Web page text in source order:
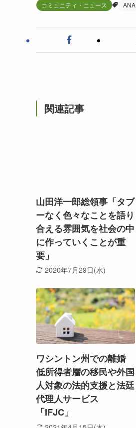
コミュニティ・ニュース ANA
関連記事
山田洋一郎総領事「タブ
ーなく色々なことを語り
合える雰囲気を社会の中
に作っていくことが重
要」
2020年7月29日(水)
ワシントン州での離婚
低所得者層の移民や外国
人対象の法的支援と法廷
代理人サービス
「IFJC」